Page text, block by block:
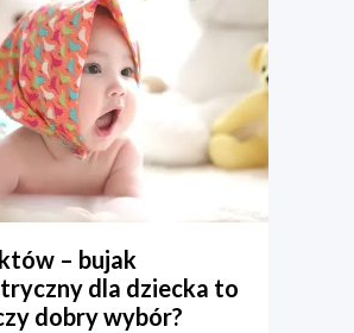
– bujak
dla dziecka to
dobry wybór?